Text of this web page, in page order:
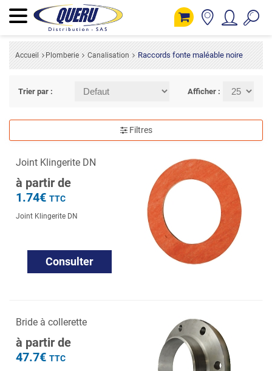
Accueil Plomberie Canalisation Raccords fonte maléable noire
Trier par : Afficher :
Filtres
Joint Klingerite DN
à partir de
1.74€ TTC
Joint Klingerite DN
Consulter
Bride à collerette
à partir de
47.7€ TTC